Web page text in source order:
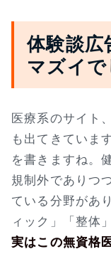
体験談広
マズイで
医療系のサイト
も出てきていま
を書きますね。
規制外でありつ
ている分野があ
ィック」「整体
実はこの無資格